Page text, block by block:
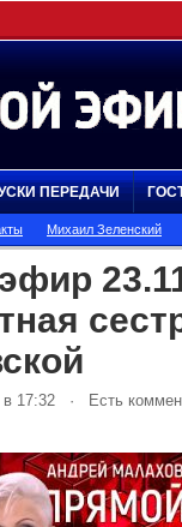
ПЕРЕДАЧИ
Михаил Зеленский
в 17:32 · Есть